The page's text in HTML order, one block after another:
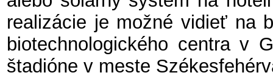
realizácie je možné vidieť na
biotechnologického centra v
štadióne v meste